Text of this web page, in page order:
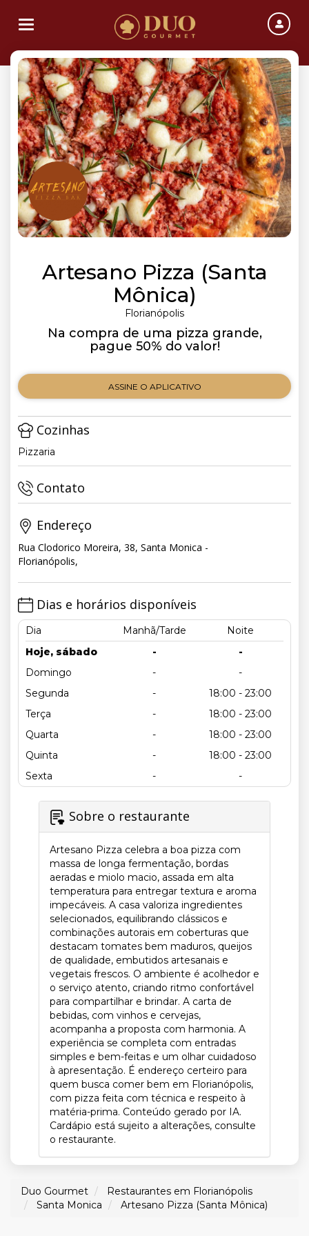
Toggle navigation
Artesano Pizza (Santa
Mônica)
Florianópolis
Na compra de uma pizza grande,
pague 50% do valor!
ASSINE O APLICATIVO
Cozinhas
Pizzaria
Contato
Endereço
Rua Clodorico Moreira, 38, Santa Monica -
Florianópolis,
Dias e horários disponíveis
Dia Manhã/Tarde
Noite
Hoje, sábado
-
-
Domingo
-
-
Segunda
-
18:00 - 23:00
Terça
-
18:00 - 23:00
Quarta
-
18:00 - 23:00
Quinta
-
18:00 - 23:00
Sexta
- -
Sobre o restaurante
Artesano Pizza celebra a boa pizza com
massa de longa fermentação, bordas
aeradas e miolo macio, assada em alta
temperatura para entregar textura e aroma
impecáveis. A casa valoriza ingredientes
selecionados, equilibrando clássicos e
combinações autorais em coberturas que
destacam tomates bem maduros, queijos
de qualidade, embutidos artesanais e
vegetais frescos. O ambiente é acolhedor e
o serviço atento, criando ritmo confortável
para compartilhar e brindar. A carta de
bebidas, com vinhos e cervejas,
acompanha a proposta com harmonia. A
experiência se completa com entradas
simples e bem-feitas e um olhar cuidadoso
à apresentação. É endereço certeiro para
quem busca comer bem em Florianópolis,
com pizza feita com técnica e respeito à
matéria-prima. Conteúdo gerado por IA.
Cardápio está sujeito a alterações, consulte
o restaurante.
Duo Gourmet
Restaurantes em Florianópolis
Santa Monica
Artesano Pizza (Santa Mônica)